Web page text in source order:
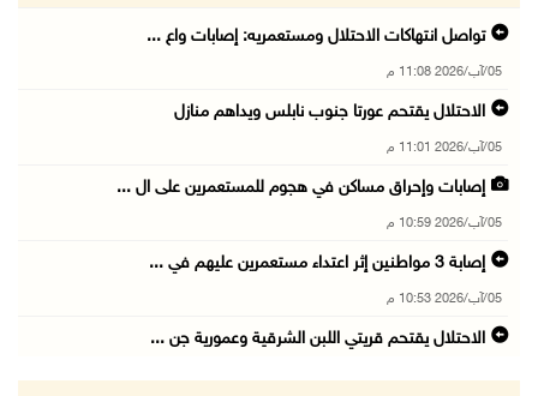
تواصل انتهاكات الاحتلال ومستعمريه: إصابات واع ...
05/آب/2026 11:08 م
الاحتلال يقتحم عورتا جنوب نابلس ويداهم منازل
05/آب/2026 11:01 م
إصابات وإحراق مساكن في هجوم للمستعمرين على ال ...
05/آب/2026 10:59 م
إصابة 3 مواطنين إثر اعتداء مستعمرين عليهم في ...
05/آب/2026 10:53 م
الاحتلال يقتحم قريتي اللبن الشرقية وعمورية جن ...